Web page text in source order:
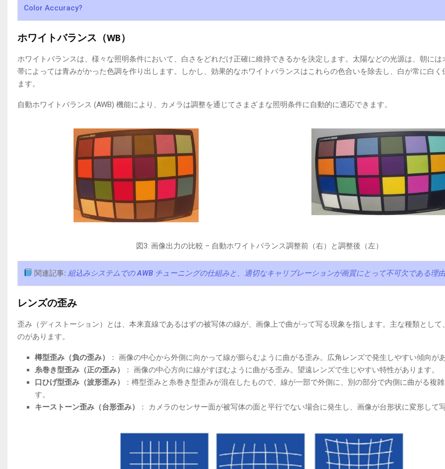
Color Accuracy?
ホワイトバランス（WB）
ホワイトバランスは、様々な照明条件において、白さをどれだけ正確に維持できるかを決定します。太陽などの光源は、朝には
帯によっては青みがかった色調を作り出します。しかし、効果的なホワイトバランスはこれらの色合いを除去し、白が常に白く
ます。
自動ホワイトバランス (AWB) 機能により、カメラは調整を通じてさまざまな照明条件に自動的に適応できます。
図3: 画像出力の比較 – 自動ホワイトバランス調整前（右）と調整後（左）
関連記事: 組込みシステムでの AWB チューニングの仕組みと、適切なキャリブレーションが画質にとって不可欠である理由
レンズの歪み
歪み（ディストーション）とは、本来直線であるはずの被写体の線が、画像上で曲がって写る現象を指します。主な種類として
のがあります。
樽型歪み（負の歪み）
： 画像の中心から外側に向かって線が膨らむように曲がる歪み。広角レンズで発生しやすい傾向があ
糸巻き型歪み（正の歪み）
： 画像の中心方向に線がすぼむように曲がる歪み。望遠レンズで生じやすい特性があります。
口ひげ型歪み（波形歪み）
：樽型歪みと糸巻き型歪みが混在したもので、線が一部で外側に、別の部分で内側に曲がる複
す。
キーストーン歪み（台形歪み）
： カメラのセンサー面が被写体の面と平行でない場合に発生し、画像が台形状に変形して